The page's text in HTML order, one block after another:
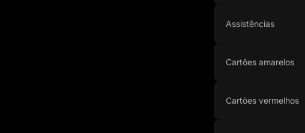
Assistências
Cartões amarelos
Cartões vermelhos